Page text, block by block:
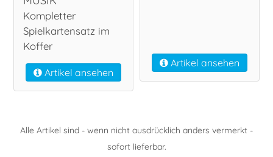
Kompletter
Spielkartensatz im
Koffer
Artikel ansehen
Artikel ansehen
Alle Artikel sind - wenn nicht ausdrücklich anders vermerkt -
sofort lieferbar.